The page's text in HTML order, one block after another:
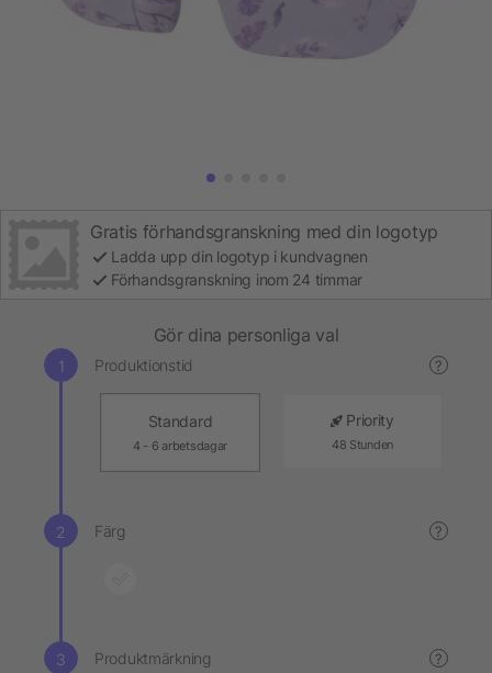
Gratis förhandsgranskning med din logotyp
Ladda upp din logotyp i kundvagnen
Förhandsgranskning inom 24 timmar
Gör dina personliga val
Produktionstid ?
Standard
4 - 6 arbetsdagar
Priority
48 Stunden
Färg ?
Produktmärkning ?